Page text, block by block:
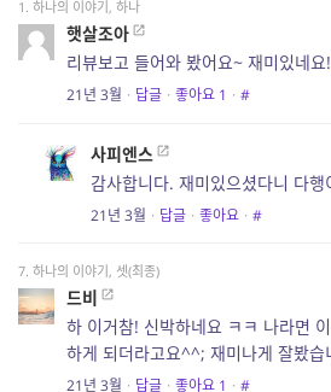
1. 하나의 이야기, 하나
햇살조아
리뷰보고 들어와 봤어요~ 재미있네요!
21년 3월 · 답글 · 좋아요 1 · #
사피엔스
감사합니다. 재미있으셨다니 다
21년 3월 · 답글 · 좋아요 · #
7. 하나의 이야기, 셋(최종)
드비
하 이거참! 신박하네요 ㅋㅋ 나라면
하게 되더라고요^^; 재미나게 잘봤습
21년 3월 · 답글 · 좋아요 1 · #